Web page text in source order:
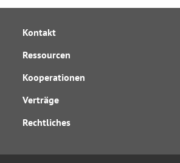
Kontakt
Ressourcen
Kooperationen
Verträge
Rechtliches